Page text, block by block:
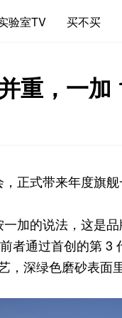
验室TV 买不买
重，一
正式带来年度旗舰
加的说法，这是
者通过首创的第
深绿色磨砂表面